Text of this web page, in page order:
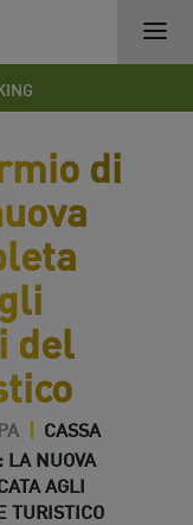
di
del
| CASSA
LA NUOVA
AGLI
TURISTICO